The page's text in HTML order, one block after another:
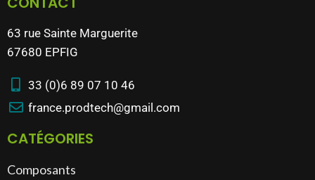
63 rue Sainte Marguerite
67680 EPFIG
33 (0)6 89 07 10 46
france.prodtech@gmail.com
CATÉGORIES
Composants